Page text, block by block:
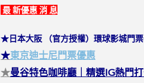
最 新優惠 消 息
★日本大阪 （官方授權）環球影城門
★東京迪士尼門票優惠
★曼谷特色咖啡廳｜精選IG熱門